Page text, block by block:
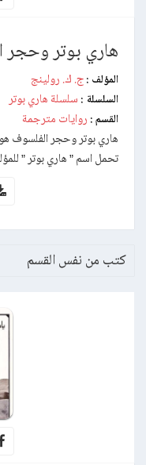
هاري بوتر وحجر
المؤلف : ج. ك. رولينج
السلسلة : سلسلة هاري بوتر
القسم : روايات مترجمة
تحمل اسم ” هاري بوتر ”
كتب من نفس القسم